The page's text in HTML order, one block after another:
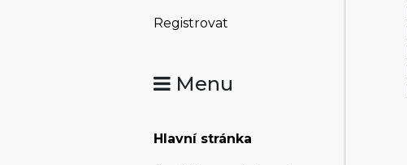
Registrovat
Menu
Hlavní stránka